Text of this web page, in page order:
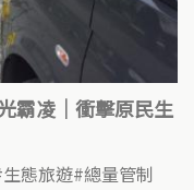
霸凌｜衝擊原民生
生態旅遊 總量管制